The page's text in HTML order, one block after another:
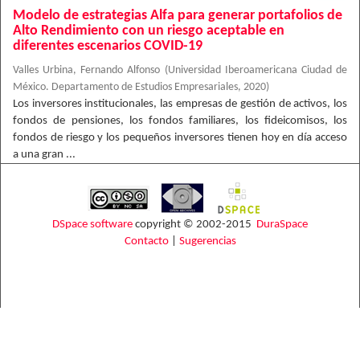
Modelo de estrategias Alfa para generar portafolios de
Alto Rendimiento con un riesgo aceptable en
diferentes escenarios COVID-19
Valles Urbina, Fernando Alfonso (Universidad Iberoamericana Ciudad de
México. Departamento de Estudios Empresariales, 2020)
Los inversores institucionales, las empresas de gestión de activos, los
fondos de pensiones, los fondos familiares, los fideicomisos, los
fondos de riesgo y los pequeños inversores tienen hoy en día acceso
a una gran ...
DSpace software copyright © 2002-2015 DuraSpace
Contacto| Sugerencias